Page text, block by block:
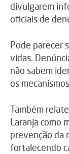
divulgarem
oficiais de
Pode parecer
vidas.
não sabem
os
Também
Laranja como
prevenção da
fortalecendo